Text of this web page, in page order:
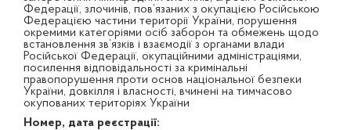
Федерації, злочинів, пов’язаних з окупацією Російською
Федерацією частини території України, порушення
окремими категоріями осіб заборон та обмежень щодо
встановлення зв’язків і взаємодії з органами влади
Російської Федерації, окупаційними адміністраціями,
посилення відповідальності за кримінальні
правопорушення проти основ національної безпеки
України, довкілля і власності, вчинені на тимчасово
окупованих територіях України
Номер, дата реєстрації: